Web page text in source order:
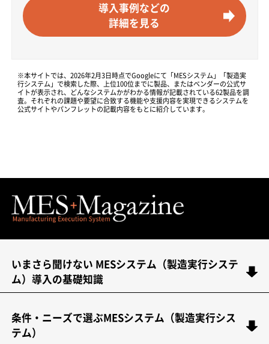
導入事例などの
詳細を見る
※本サイトでは、2026年2月3日時点でGoogleにて「MESシステム」「製造実
行システム」で検索した際、上位100位までに製品、またはベンダーの公式サ
イトが表示され、どんなシステムかがわかる情報が記載されている62製品を調
査。それぞれの課題や要望に合致する機能や支援内容を実現できるシステムを
公式サイトやパンフレットの記載内容をもとに紹介しています。
いまさら聞けない MESシステム（製造実行システ
ム）導入の基礎知識
条件・ニーズで選ぶMESシステム（製造実行シス
テム）